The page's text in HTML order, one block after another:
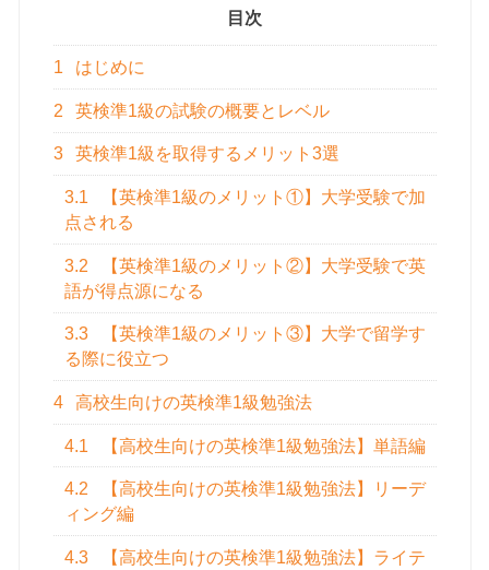
目次
1 はじめに
2 英検準1級の試験の概要とレベル
3 英検準1級を取得するメリット3選
3.1
【英検準1級のメリット①】大学受験で加
点される
3.2
【英検準1級のメリット②】大学受験で英
語が得点源になる
3.3
【英検準1級のメリット③】大学で留学す
る際に役立つ
4 高校生向けの英検準1級勉強法
4.1 【高校生向けの英検準1級勉強法】単語編
4.2
【高校生向けの英検準1級勉強法】リーデ
ィング編
4.3
【高校生向けの英検準1級勉強法】ライテ